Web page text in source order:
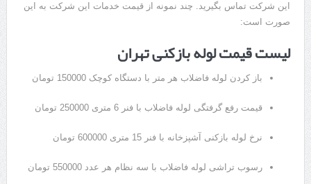
این شرکت تماس بگیرید. چند نمونه از قیمت خدمات این شرکت به این
صورت است:
لیست قیمت لوله بازکنی تهران
باز کردن لوله فاضلاب هر متر با دستگاه کوچک 150000 تومان
قیمت رفع گرفتگی لوله فاضلاب با فنر 6 متری 250000 تومان
نرخ لوله بازکنی آشپزخانه با فنر 15 متری 600000 تومان
رسوب تراشی لوله فاضلاب با سه نظام هر عدد 550000 تومان